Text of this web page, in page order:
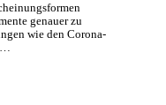
genauer zu
wie den Corona-
…